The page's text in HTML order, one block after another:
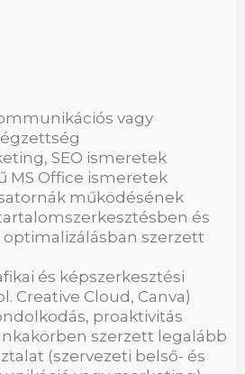
vagy
SEO ismeretek
MS Office ismeretek
működésének
és
szerzett
és képszerkesztési
Creative Cloud, Canva)
proaktivitás
szerzett legalább
(szervezeti belső- és